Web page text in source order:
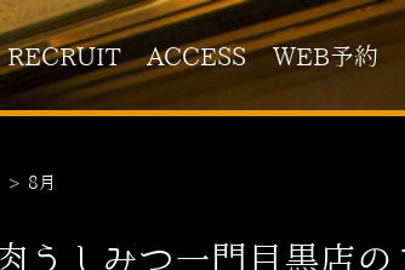
RECRUIT ACCESS WEB予約
> 8月
うしみつ一門目黒店の